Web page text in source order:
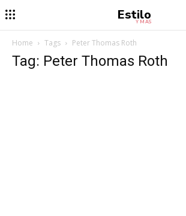
Estilo
Y MÁS
Home Tags Peter Thomas Roth
Tag: Peter Thomas Roth